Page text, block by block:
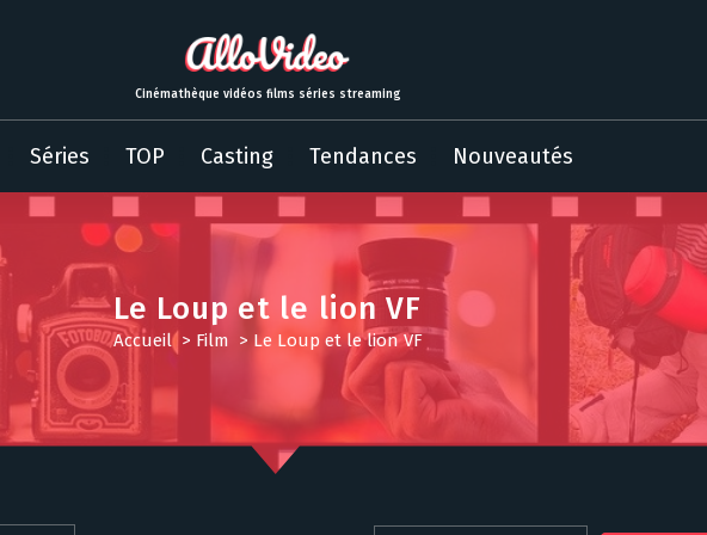
Cinémathèque vidéos films séries streaming
Séries TOP Casting Tendances Nouveautés
Le Loup et le lion VF
Accueil> Film > Le Loup et le lion VF